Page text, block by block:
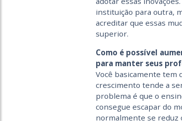
instituição para outra,
acreditar que essas
superior.
Como é possível
para manter seus
Você basicamente tem
crescimento tende a
problema é que o
consegue escapar do
normalmente se reduz